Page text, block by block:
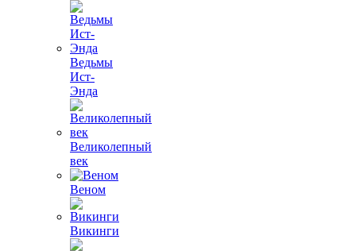
Ведьмы
Ист-
Энда
Великолепный
век
Веном
Викинги